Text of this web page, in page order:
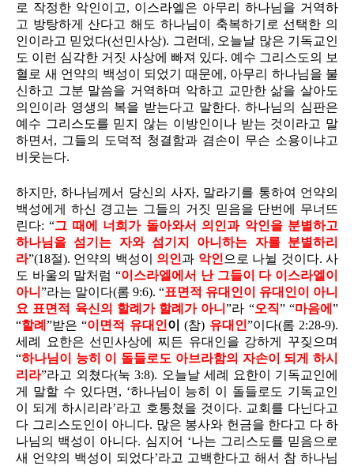
로 작정한 악인이고, 이스라엘은 아무리 하나님을 거역하
고 방탕하게 산다고 해도 하나님이 축복하기로 선택한 의
인이라고 믿었다(선민사상). 그런데, 오늘날 많은 기독교인
도 이런 심각한 거짓 사상에 빠져 있다. 예수 그리스도의 보
혈로 새 언약의 백성이 되었기 때문에, 아무리 하나님을 불
신하고 그분 말씀을 거역하며 악하고 교만한 삶을 살아도
의인이라 영생의 복을 받는다고 말한다. 하나님의 심판은
예수 그리스도를 믿지 않는 이방인이나 받는 것이라고 말
하면서, 그들의 도덕적 청결함과 겸손이 무슨 소용이냐고
비웃는다.
하지만, 하나님께서 당신의 사자, 말라기를 통하여 언약의
백성에게 하신 경고는 그들의 거짓 믿음을 단번에 무너뜨
린다: “그 때에 너희가 돌아와서 의인과 악인을 분별하고
하나님을 섬기는 자와 섬기지 아니하는 자를 분별하리
라”(18절). 언약의 백성이 의인과 악인 으로 나뉠 것이다. 사
도 바울의 말처럼 “이스라엘에서 난 그들이 다 이스라엘이
아니 ”라는 말이다(롬 9:6). “표면적 유대인이 유대인이 아니
요 표면적 육신의 할례가 할례가 아니”라 “오직” “마음에”
“할례 ”받은 “이면적 유대인이(참) 유대인”이다(롬 2:28-9).
세례 요한은 선민사상에 찌든 유대인을 강하게 꾸짖으며
“하나님이 능히 이 돌들로도 아브라함의 자손이 되게 하시
리라”라고 외쳤다(눅 3:8). 오늘날 세례 요한이 기독교인에
게 말할 수 있다면, ‘하나님이 능히 이 돌들로도 기독교인
이 되게 하시리라’라고 호통쳤을 것이다. 교회를 다닌다고
다 그리스도인이 아니다. 많은 봉사와 헌금을 한다고 다 하
나님의 백성이 아니다. 심지어 ‘나는 그리스도를 믿음으로
새 언약의 백성이 되었다’라고 고백한다고 해서 참 하나님